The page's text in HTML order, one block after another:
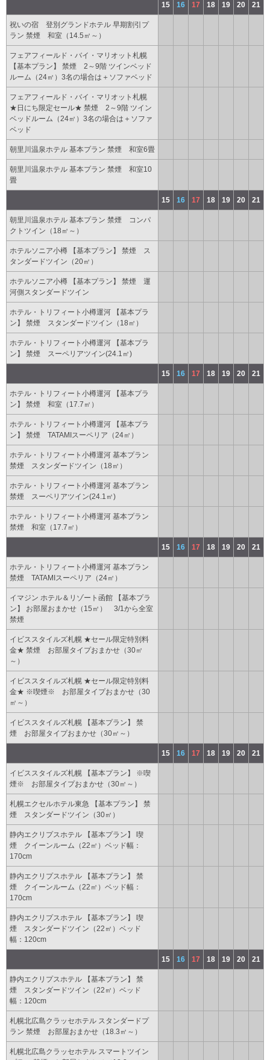
15 16 17 18 19 20 21
祝いの宿 登別グランドホテル 早期割引プ
ラン 禁煙 和室（14.5㎡～）
フェアフィールド・バイ・マリオット札幌
【基本プラン】 禁煙 2～9階 ツインベッド
ルーム（24㎡）3名の場合は＋ソファベッド
フェアフィールド・バイ・マリオット札幌
★日にち限定セール★ 禁煙 2～9階 ツイン
ベッドルーム（24㎡）3名の場合は＋ソファ
ベッド
朝里川温泉ホテル 基本プラン 禁煙 和室6畳
朝里川温泉ホテル 基本プラン 禁煙 和室10
畳
15 16 17 18 19 20 21
朝里川温泉ホテル 基本プラン 禁煙 コンパ
クトツイン（18㎡～）
ホテルソニア小樽 【基本プラン】 禁煙 ス
タンダードツイン（20㎡）
ホテルソニア小樽 【基本プラン】 禁煙 運
河側スタンダードツイン
ホテル・トリフィート小樽運河 【基本プラ
ン】 禁煙 スタンダードツイン（18㎡）
ホテル・トリフィート小樽運河 【基本プラ
ン】 禁煙 スーペリアツイン(24.1㎡)
15 16 17 18 19 20 21
ホテル・トリフィート小樽運河 【基本プラ
ン】 禁煙 和室（17.7㎡）
ホテル・トリフィート小樽運河 【基本プラ
ン】 禁煙 TATAMIスーペリア（24㎡）
ホテル・トリフィート小樽運河 基本プラン
禁煙 スタンダードツイン（18㎡）
ホテル・トリフィート小樽運河 基本プラン
禁煙 スーペリアツイン(24.1㎡)
ホテル・トリフィート小樽運河 基本プラン
禁煙 和室（17.7㎡）
15 16 17 18 19 20 21
ホテル・トリフィート小樽運河 基本プラン
禁煙 TATAMIスーペリア（24㎡）
イマジン ホテル＆リゾート函館 【基本プラ
ン】 お部屋おまかせ（15㎡） 3/1から全室
禁煙
イビススタイルズ札幌 ★セール限定特別料
金★ 禁煙 お部屋タイプおまかせ（30㎡
～）
イビススタイルズ札幌 ★セール限定特別料
金★ ※喫煙※ お部屋タイプおまかせ（30
㎡～）
イビススタイルズ札幌 【基本プラン】 禁
煙 お部屋タイプおまかせ（30㎡～）
15 16 17 18 19 20 21
イビススタイルズ札幌 【基本プラン】 ※喫
煙※ お部屋タイプおまかせ（30㎡～）
札幌エクセルホテル東急 【基本プラン】 禁
煙 スタンダードツイン（30㎡）
静内エクリプスホテル 【基本プラン】 喫
煙 クイーンルーム（22㎡）ベッド幅：
170cm
静内エクリプスホテル 【基本プラン】 禁
煙 クイーンルーム（22㎡）ベッド幅：
170cm
静内エクリプスホテル 【基本プラン】 喫
煙 スタンダードツイン（22㎡）ベッド
幅：120cm
15 16 17 18 19 20 21
静内エクリプスホテル 【基本プラン】 禁
煙 スタンダードツイン（22㎡）ベッド
幅：120cm
札幌北広島クラッセホテル スタンダードプ
ラン 禁煙 お部屋おまかせ（18.3㎡～）
札幌北広島クラッセホテル スマートツイン